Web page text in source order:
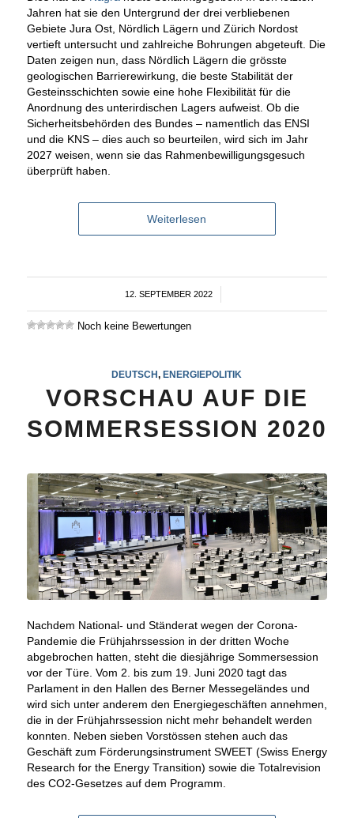
Jahren hat sie den Untergrund der drei verbliebenen
Gebiete Jura Ost, Nördlich Lägern und Zürich Nordost
vertieft untersucht und zahlreiche Bohrungen abgeteuft. Die
Daten zeigen nun, dass Nördlich Lägern die grösste
geologischen Barrierewirkung, die beste Stabilität der
Gesteinsschichten sowie eine hohe Flexibilität für die
Anordnung des unterirdischen Lagers aufweist. Ob die
Sicherheitsbehörden des Bundes – namentlich das ENSI
und die KNS – dies auch so beurteilen, wird sich im Jahr
2027 weisen, wenn sie das Rahmenbewilligungsgesuch
überprüft haben.
Weiterlesen
12. SEPTEMBER 2022
/
Noch keine Bewertungen
DEUTSCH, ENERGIEPOLITIK
VORSCHAU AUF DIE
SOMMERSESSION 2020
Nachdem National- und Ständerat wegen der Corona-
Pandemie die Frühjahrssession in der dritten Woche
abgebrochen hatten, steht die diesjährige Sommersession
vor der Türe. Vom 2. bis zum 19. Juni 2020 tagt das
Parlament in den Hallen des Berner Messegeländes und
wird sich unter anderem den Energiegeschäften annehmen,
die in der Frühjahrssession nicht mehr behandelt werden
konnten. Neben sieben Vorstössen stehen auch das
Geschäft zum Förderungsinstrument SWEET (Swiss Energy
Research for the Energy Transition) sowie die Totalrevision
des CO2-Gesetzes auf dem Programm.